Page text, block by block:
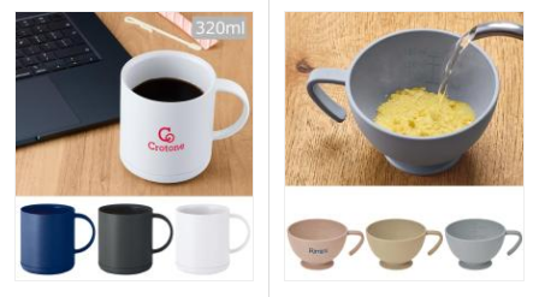
名入れは1色・2色印刷で可愛くワンポイ
ントを入れたり、回転シルク印刷でぐる
っと大きく印刷したり、豊富な印刷方法
から選べます。お気に入りのデザインを
印刷してオリジナルマグカップを作成で
ップのノベルティやカフェの記念品にい
かがでしょうか？